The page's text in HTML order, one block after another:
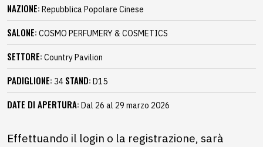
NAZIONE: Repubblica Popolare Cinese
SALONE: COSMO PERFUMERY & COSMETICS
SETTORE: Country Pavilion
PADIGLIONE: 34 STAND: D15
DATE DI APERTURA: Dal 26 al 29 marzo 2026
Effettuando il login o la registrazione, sarà